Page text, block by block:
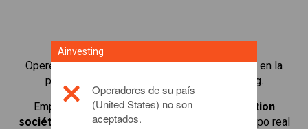
Opere en más de 1000 acciones internacionales en la
plataforma de trading de CFDs de Ainvesting.
Empiece a operar con CFDs enDassault Aviation
société anonyme. Obtenga cotizaciones en tiempo real
Ainvesting
Operadores de su país
(United States) no son
aceptados.